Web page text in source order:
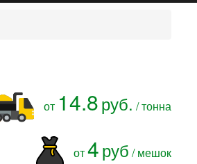
от 14.8руб. / тонна
от4руб / мешок